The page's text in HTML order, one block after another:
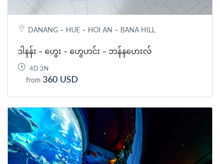
DANANG – HUE – HOI AN – BANA HILL
ဒါနန်း – ဟွေး – ဟွေဟင်း – ဘန်နဟေးလ်
4D 3N
from 360 USD